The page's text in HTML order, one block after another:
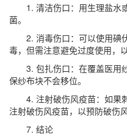
1. 清洁伤口：用生理盐水
菌。
2. 消毒伤口：可以使用碘
毒，但需注意避免过度使用，
3. 包扎伤口：在覆盖医用
保纱布块不会移位。
4. 注射破伤风疫苗：如果
注射破伤风疫苗，以预防破伤风
7. 结论